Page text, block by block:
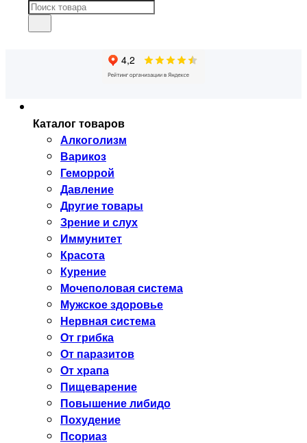
Каталог товаров
Алкоголизм
Варикоз
Геморрой
Давление
Другие товары
Зрение и слух
Иммунитет
Красота
Курение
Мочеполовая система
Мужское здоровье
Нервная система
От грибка
От паразитов
От храпа
Пищеварение
Повышение либидо
Похудение
Псориаз